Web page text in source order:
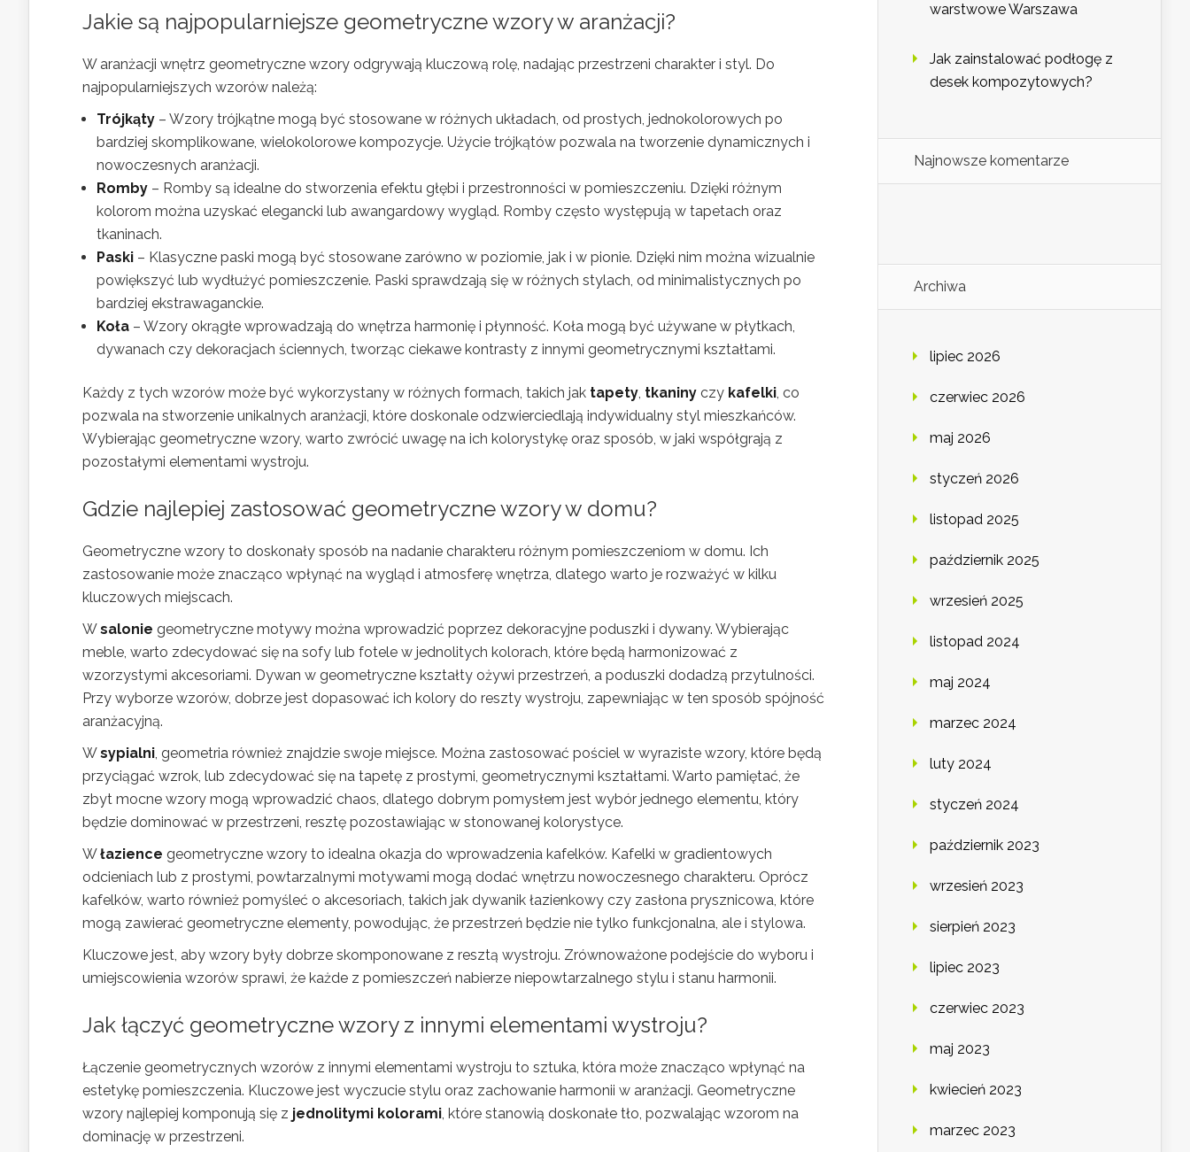
Jakie są najpopularniejsze geometryczne wzory w aranżacji?
W aranżacji wnętrz geometryczne wzory odgrywają kluczową rolę, nadając przestrzeni charakter i styl. Do
najpopularniejszych wzorów należą:
Trójkąty – Wzory trójkątne mogą być stosowane w różnych układach, od prostych, jednokolorowych po
bardziej skomplikowane, wielokolorowe kompozycje. Użycie trójkątów pozwala na tworzenie dynamicznych i
nowoczesnych aranżacji.
Romby – Romby są idealne do stworzenia efektu głębi i przestronności w pomieszczeniu. Dzięki różnym
kolorom można uzyskać elegancki lub awangardowy wygląd. Romby często występują w tapetach oraz
tkaninach.
Paski – Klasyczne paski mogą być stosowane zarówno w poziomie, jak i w pionie. Dzięki nim można wizualnie
powiększyć lub wydłużyć pomieszczenie. Paski sprawdzają się w różnych stylach, od minimalistycznych po
bardziej ekstrawaganckie.
Koła – Wzory okrągłe wprowadzają do wnętrza harmonię i płynność. Koła mogą być używane w płytkach,
dywanach czy dekoracjach ściennych, tworząc ciekawe kontrasty z innymi geometrycznymi kształtami.
Każdy z tych wzorów może być wykorzystany w różnych formach, takich jak tapety, tkaniny czy kafelki, co
pozwala na stworzenie unikalnych aranżacji, które doskonale odzwierciedlają indywidualny styl mieszkańców.
Wybierając geometryczne wzory, warto zwrócić uwagę na ich kolorystykę oraz sposób, w jaki współgrają z
pozostałymi elementami wystroju.
Gdzie najlepiej zastosować geometryczne wzory w domu?
Geometryczne wzory to doskonały sposób na nadanie charakteru różnym pomieszczeniom w domu. Ich
zastosowanie może znacząco wpłynąć na wygląd i atmosferę wnętrza, dlatego warto je rozważyć w kilku
kluczowych miejscach.
Wsalonie geometryczne motywy można wprowadzić poprzez dekoracyjne poduszki i dywany. Wybierając
meble, warto zdecydować się na sofy lub fotele w jednolitych kolorach, które będą harmonizować z
wzorzystymi akcesoriami. Dywan w geometryczne kształty ożywi przestrzeń, a poduszki dodadzą przytulności.
Przy wyborze wzorów, dobrze jest dopasować ich kolory do reszty wystroju, zapewniając w ten sposób spójność
aranżacyjną.
Wsypialni, geometria również znajdzie swoje miejsce. Można zastosować pościel w wyraziste wzory, które będą
przyciągać wzrok, lub zdecydować się na tapetę z prostymi, geometrycznymi kształtami. Warto pamiętać, że
zbyt mocne wzory mogą wprowadzić chaos, dlatego dobrym pomysłem jest wybór jednego elementu, który
będzie dominować w przestrzeni, resztę pozostawiając w stonowanej kolorystyce.
Włazience geometryczne wzory to idealna okazja do wprowadzenia kafelków. Kafelki w gradientowych
odcieniach lub z prostymi, powtarzalnymi motywami mogą dodać wnętrzu nowoczesnego charakteru. Oprócz
kafelków, warto również pomyśleć o akcesoriach, takich jak dywanik łazienkowy czy zasłona prysznicowa, które
mogą zawierać geometryczne elementy, powodując, że przestrzeń będzie nie tylko funkcjonalna, ale i stylowa.
Kluczowe jest, aby wzory były dobrze skomponowane z resztą wystroju. Zrównoważone podejście do wyboru i
umiejscowienia wzorów sprawi, że każde z pomieszczeń nabierze niepowtarzalnego stylu i stanu harmonii.
Jak łączyć geometryczne wzory z innymi elementami wystroju?
Łączenie geometrycznych wzorów z innymi elementami wystroju to sztuka, która może znacząco wpłynąć na
estetykę pomieszczenia. Kluczowe jest wyczucie stylu oraz zachowanie harmonii w aranżacji. Geometryczne
wzory najlepiej komponują się z jednolitymi kolorami, które stanowią doskonałe tło, pozwalając wzorom na
dominację w przestrzeni.
warstwowe Warszawa
Jak zainstalować podłogę z
desek kompozytowych?
Najnowsze komentarze
Archiwa
lipiec 2026
czerwiec 2026
maj 2026
styczeń 2026
listopad 2025
październik 2025
wrzesień 2025
listopad 2024
maj 2024
marzec 2024
luty 2024
styczeń 2024
październik 2023
wrzesień 2023
sierpień 2023
lipiec 2023
czerwiec 2023
maj 2023
kwiecień 2023
marzec 2023